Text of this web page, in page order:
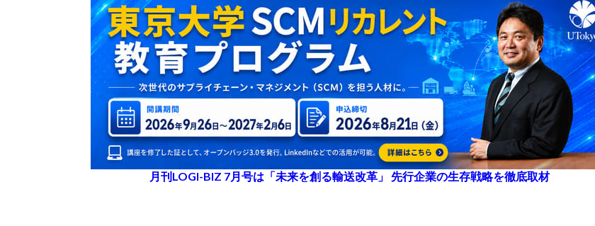
月刊LOGI-BIZ 7月号は「未来を創る輸送改革」 先行企業の生存戦略を徹底取材